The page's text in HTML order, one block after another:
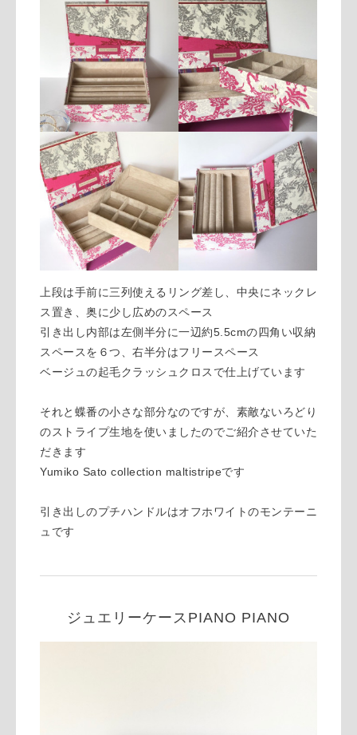
上段は手前に三列使えるリング差し、中央にネックレ
ス置き、奥に少し広めのスペース
引き出し内部は左側半分に一辺約5.5cmの四角い収納
スペースを６つ、右半分はフリースペース
ベージュの起毛クラッシュクロスで仕上げています
それと蝶番の小さな部分なのですが、素敵ないろどり
のストライプ生地を使いましたのでご紹介させていた
だきます
Yumiko Sato collection maltistripeです
引き出しのプチハンドルはオフホワイトのモンテーニ
ュです
ジュエリーケースPIANO PIANO